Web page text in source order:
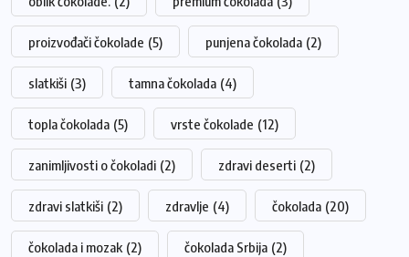
proizvođači čokolade (5) punjena čokolada (2)
slatkiši (3) tamna čokolada (4)
topla čokolada (5) vrste čokolade (12)
zanimljivosti o čokoladi (2) zdravi deserti (2)
zdravi slatkiši (2) zdravlje (4) čokolada (20)
čokolada i mozak (2) čokolada Srbija (2)